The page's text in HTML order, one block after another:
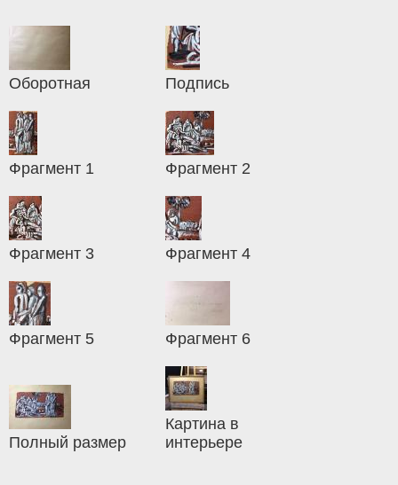
Оборотная Подпись
Фрагмент 1 Фрагмент 2
Фрагмент 3 Фрагмент 4
Фрагмент 5 Фрагмент 6
Полный размер
Картина в
интерьере